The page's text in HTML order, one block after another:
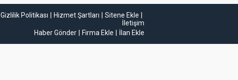
Gizlilik Politikası Hizmet Şartları
Sitene Ekle
İletişim
Haber Gönder
Firma Ekle İlan Ekle